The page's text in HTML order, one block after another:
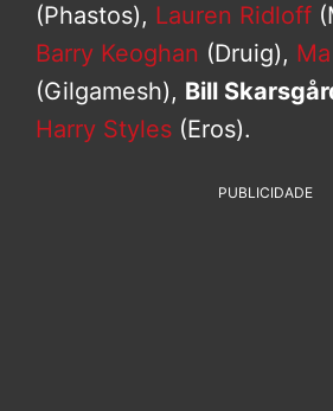
(Phastos), Lauren Ridloff
Barry Keoghan (Druig),
(Gilgamesh), Bill
Harry Styles (Eros).
PUBLICIDADE